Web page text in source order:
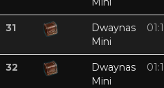
31
Dwaynas
Mini
32
Dwaynas
Mini